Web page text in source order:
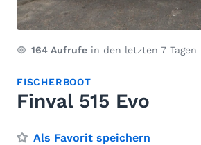
164 Aufrufe in den letzten 7 Tagen
FISCHERBOOT
Finval 515 Evo
Als Favorit speichern